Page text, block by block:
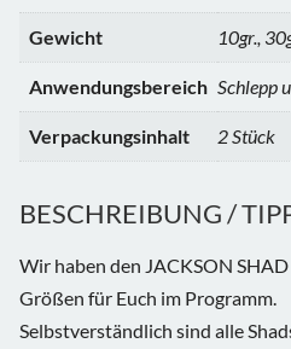
Gewicht 10gr.,
Anwendungsbereich Schlepp
Verpackungsinhalt 2 Stück
BESCHREIBUNG /
Wir haben den JACKSON
Größen für Euch im Programm.
Selbstverständlich sind alle